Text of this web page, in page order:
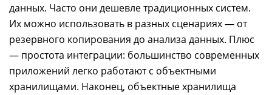
данных. Часто они дешевле традиционных систем.
Их можно использовать в разных сценариях — от
резервного копирования до анализа данных. Плюс
— простота интеграции: большинство современных
приложений легко работают с объектными
хранилищами. Наконец, объектные хранилища